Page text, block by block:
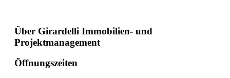
Über Girardelli Immobilien- und
Projektmanagement
Öffnungszeiten